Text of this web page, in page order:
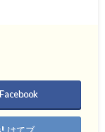
Facebook